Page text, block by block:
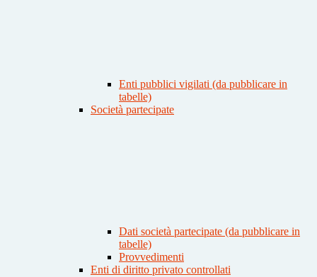
Enti pubblici vigilati (da pubblicare in
tabelle)
Società partecipate
Dati società partecipate (da pubblicare in
tabelle)
Provvedimenti
Enti di diritto privato controllati